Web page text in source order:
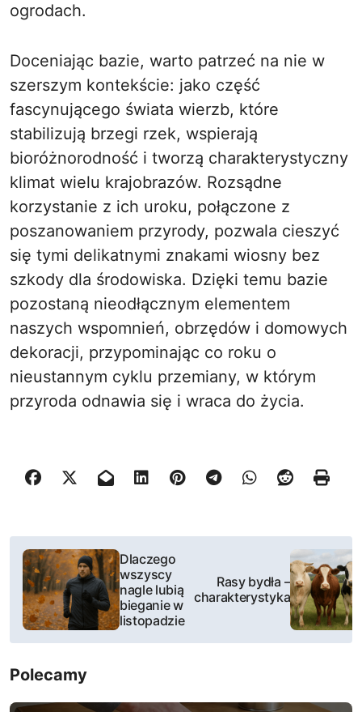
ogrodach.
Doceniając bazie, warto patrzeć na nie w
szerszym kontekście: jako część
fascynującego świata wierzb, które
stabilizują brzegi rzek, wspierają
bioróżnorodność i tworzą charakterystyczny
klimat wielu krajobrazów. Rozsądne
korzystanie z ich uroku, połączone z
poszanowaniem przyrody, pozwala cieszyć
się tymi delikatnymi znakami wiosny bez
szkody dla środowiska. Dzięki temu bazie
pozostaną nieodłącznym elementem
naszych wspomnień, obrzędów i domowych
dekoracji, przypominając co roku o
nieustannym cyklu przemiany, w którym
przyroda odnawia się i wraca do życia.
N
w
i
g
Dlaczego
wszyscy
nagle lubią
bieganie w
listopadzie
Rasy bydła –
charakterystyka
Polecamy